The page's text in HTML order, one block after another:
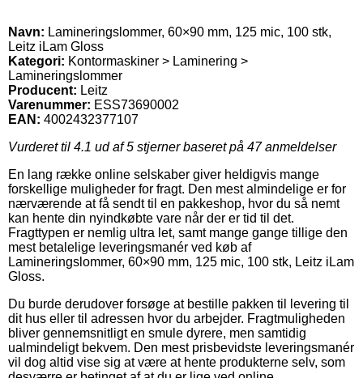
Navn: Lamineringslommer, 60×90 mm, 125 mic, 100 stk,
Leitz iLam Gloss
Kategori: Kontormaskiner > Laminering >
Lamineringslommer
Producent: Leitz
Varenummer: ESS73690002
EAN: 4002432377107
Vurderet til 4.1 ud af 5 stjerner baseret på 47anmeldelser
En lang række online selskaber giver heldigvis mange
forskellige muligheder for fragt. Den mest almindelige er for
nærværende at få sendt til en pakkeshop, hvor du så nemt
kan hente din nyindkøbte vare når der er tid til det.
Fragttypen er nemlig ultra let, samt mange gange tillige den
mest betalelige leveringsmanér ved køb af
Lamineringslommer, 60×90 mm, 125 mic, 100 stk, Leitz iLam
Gloss.
Du burde derudover forsøge at bestille pakken til levering til
dit hus eller til adressen hvor du arbejder. Fragtmuligheden
bliver gennemsnitligt en smule dyrere, men samtidig
ualmindeligt bekvem. Den mest prisbevidste leveringsmanér
vil dog altid vise sig at være at hente produkterne selv, som